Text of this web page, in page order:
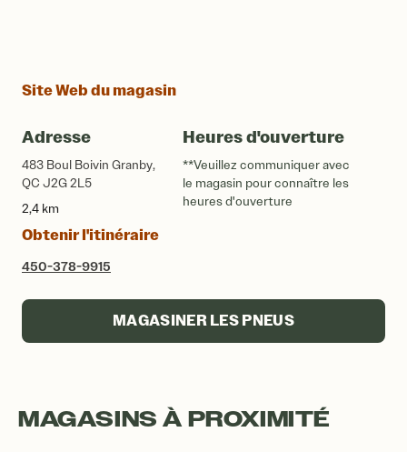
Site Web du magasin
Adresse
483 Boul Boivin Granby,
QC J2G 2L5
2,4 km
Obtenir l'itinéraire
450-378-9915
Heures d'ouverture
**Veuillez communiquer avec
le magasin pour connaître les
heures d'ouverture
MAGASINER LES PNEUS
MAGASINS À PROXIMITÉ